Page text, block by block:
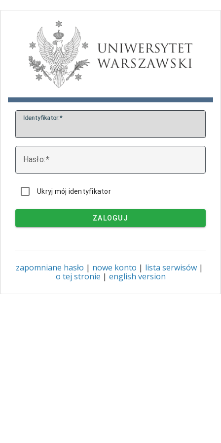
Identyfikator:
Hasło:
Ukryj mój identyfikator
ZALOGUJ
zapomniane hasło | nowe konto | lista serwisów |
o tej stronie | english version